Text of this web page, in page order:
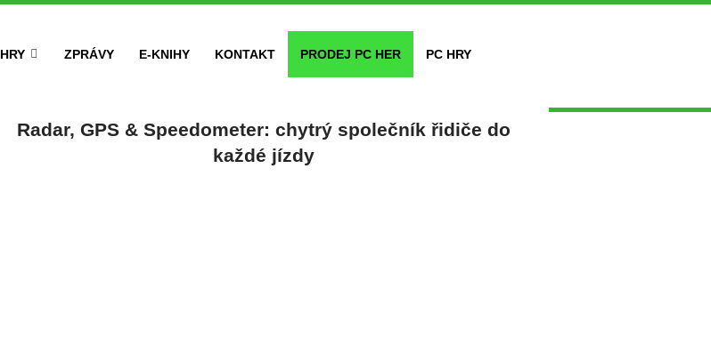
HRY ZPRÁVY E-KNIHY KONTAKT PRODEJ PC HER PC HRY
Radar, GPS & Speedometer: chytrý společník řidiče do
každé jízdy